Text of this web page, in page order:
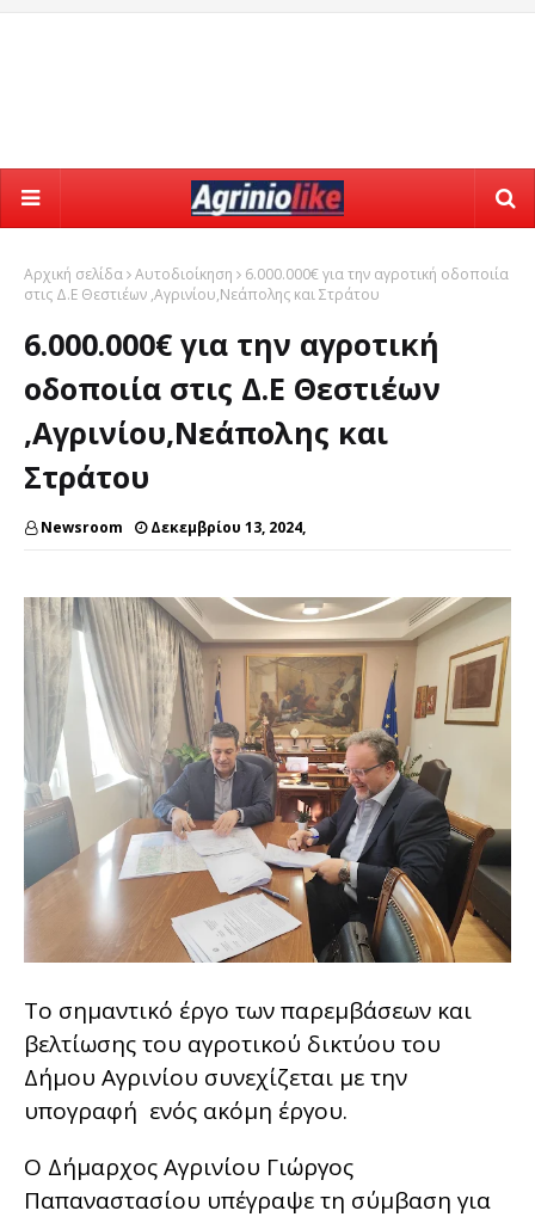
Αρχική σελίδα Αυτοδιοίκηση
6.000.000€ για την αγροτική οδοποιία
στις Δ.Ε Θεστιέων ,Αγρινίου,Νεάπολης και Στράτου
6.000.000€ για την αγροτική
οδοποιία στις Δ.Ε Θεστιέων
,Αγρινίου,Νεάπολης και
Στράτου
Newsroom Δεκεμβρίου 13, 2024,
Το σημαντικό έργο των παρεμβάσεων και
βελτίωσης του αγροτικού δικτύου του
Δήμου Αγρινίου συνεχίζεται με την
υπογραφή ενός ακόμη έργου.
Ο Δήμαρχος Αγρινίου Γιώργος
Παπαναστασίου υπέγραψε τη σύμβαση για